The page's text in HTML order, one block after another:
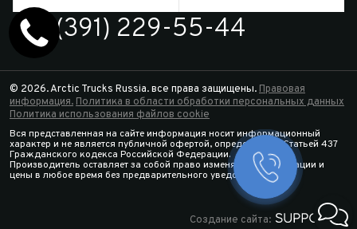
ТЕЛЕФОН
7 (391) 229-55-44
© 2026. Arctic Trucks Russia. все права защищены. Правовая
информация. Политика в области обработки персональных данных
Политика использования файлов cookie
Вся представленная на сайте информация носит информационный
характер и не является публичной офертой, определяемой Статьей 437
Гражданского кодекса Российской Федерации.
Производитель оставляет за собой право изменять спецификации и
цены в любое время без предварительного уведомления.
Создание сайта:
Заказать